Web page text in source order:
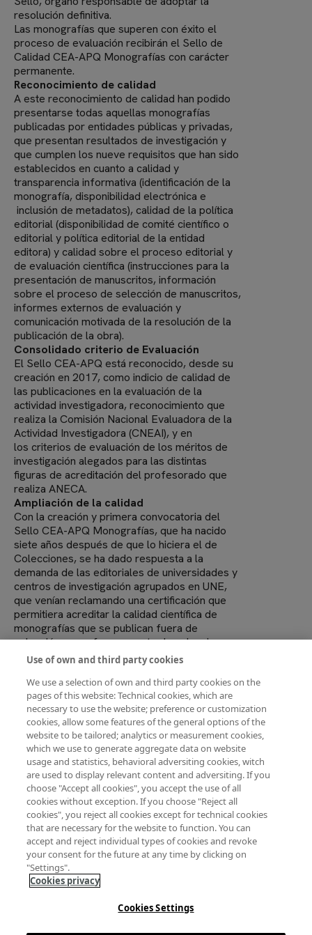
resolución definitiva.
Las monografías que superen con éxito el
proceso de evaluación recibirán el Sello de
Calidad CEA-APQ Monografías con carácter
permanente.
Reconocimiento de calidad
A este reconocimiento de calidad han podido
presentarse todas aquellas monografías
publicadas por entidades públicas y privadas,
que presentan resultados de investigación y
que cumplen los nueve requisitos que han sido
establecidos en cuanto a calidad y
transparencia informativa (identificación de la
monografía, disponibilidad electrónica e
inclusión de metadatos), calidad de la política
editorial (disponibilidad de comité científico o
editorial y política editorial de la entidad
editora) y calidad sobre el proceso editorial y
de evaluación científica (instrucciones para la
presentación de manuscritos, información
sobre el proceso de selección de manuscritos,
informes externos de evaluación y
comunicación motivada de la resolución de la
publicación de la obra).
Consolidado criterio de Evaluación
El Sello CEA-APQ está reconocido, desde su
creación en 2017, como indicio de calidad de
las publicaciones en la evaluación de la
actividad investigadora, reconocimiento que
realiza la Comisión Nacional Evaluadora de la
Actividad Investigadora (CNEAI), y en
los criterios de evaluación de los méritos de
investigación alegados para las distintas
figuras de acreditación del profesorado que
realiza ANECA.
Ampliación de la calidad
Con la creación y primera convocatoria del
Sello CEA-APQ Monografías, que ha nacido
siete años después de que lo hiciera el de
Colecciones, se ha dado respuesta a la
demanda de las editoriales de universidades y
centros de investigación agrupados en UNE,
que venían reclamando una certificación que
permitiera acreditar la calidad científica de
monografías que se publican fuera de
colección o que forman parte de colecciones
que no se encuentran en disposición de
alcanzar el sello para colecciones y, de este
modo, pudiera ser reconocida la actividad
investigadora de los autores y autoras de las
mismas.
Obras y colecciones acreditadas
Las monografías individuales que obtengan
finalmente el sello se sumarán a las 63
colecciones que disponen de esta
certificación, creada y desarrollada porUNEy
avalada porANECAyFECYT, en la actualidad.
sello de Calidad en Edición Académica CEA-APQ
Use of own and third party cookies
We use a selection of own and third party cookies on the
pages of this website: Technical cookies, which are
necessary to use the website; preference or customization
cookies, allow some features of the general options of the
website to be tailored; analytics or measurement cookies,
which we use to generate aggregate data on website
usage and statistics, behavioral adversiting cookies, witch
are used to display relevant content and adversiting. If you
choose "Accept all cookies", you accept the use of all
cookies without exception. If you choose "Reject all
cookies", you reject all cookies except for technical cookies
that are necessary for the website to function. You can
accept and reject individual types of cookies and revoke
your consent for the future at any time by clicking on
"Settings".
Cookies privacy
Cookies Settings